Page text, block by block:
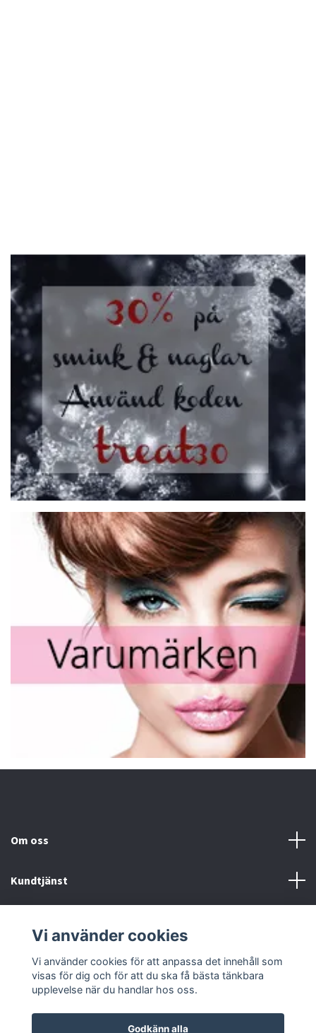
Om oss
Kundtjänst
Sociala medier
Vi använder cookies
Vi använder cookies för att anpassa det innehåll som
visas för dig och för att du ska få bästa tänkbara
upplevelse när du handlar hos oss.
Godkänn alla